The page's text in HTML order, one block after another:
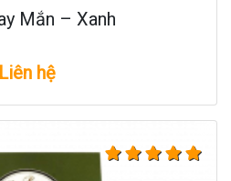
Mắn – Xanh
Liên hệ